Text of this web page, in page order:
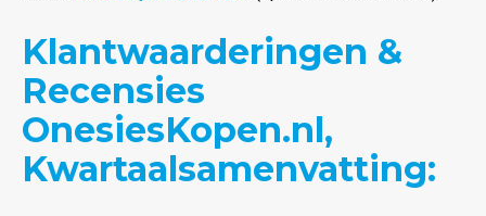
Klantwaarderingen &
Recensies
OnesiesKopen.nl,
Kwartaalsamenvatting: